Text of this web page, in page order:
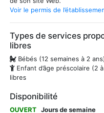
Voir le permis de
Types de services
libres
Bébés (12 semaines à 2
Enfant d’âge préscolaire (2
libres
Disponibilité
OUVERT Jours de semaine